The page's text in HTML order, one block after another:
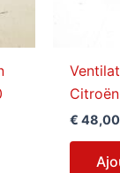
€ 48,00